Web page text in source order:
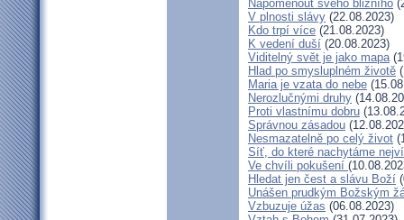
Napomenout svého bližního
V plnosti slávy (22.08.2023)
Kdo trpí více (21.08.2023)
K vedení duší (20.08.2023)
Viditelný svět je jako mapa
Hlad po smysluplném životě
Maria je vzata do nebe
Nerozlučnými druhy
Proti vlastnímu dobru
Správnou zásadou
Nesmazatelně po celý život
Síť, do které nachytáme
Ve chvíli pokušení
Hledat jen čest a slávu Boží
Unášen prudkým Božským
Vzbuzuje úžas (06.08.2023)